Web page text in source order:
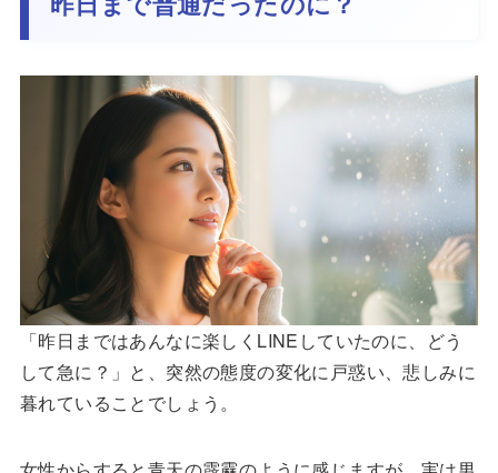
「昨日まではあんなに楽しくLINEしていたのに、どう
して急に？」と、突然の態度の変化に戸惑い、悲しみに
暮れていることでしょう。